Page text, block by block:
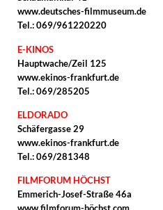
www.deutsches-filmmuseum.de
Tel.: 069/961220220
E-KINOS
Hauptwache/Zeil 125
www.ekinos-frankfurt.de
Tel.: 069/285205
ELDORADO
Schäfergasse 29
www.ekinos-frankfurt.de
Tel.: 069/281348
FILMFORUM HÖCHST
Emmerich-Josef-Straße 46a